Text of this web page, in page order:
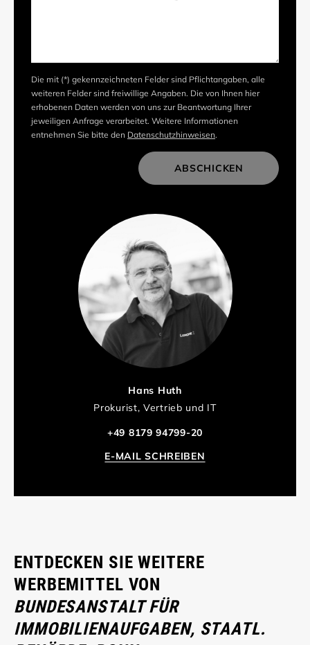
Hans Huth
Prokurist, Vertrieb und IT
+49 8179 94799-20
E-MAIL SCHREIBEN
Die mit (*) gekennzeichneten Felder sind Pflichtangaben, alle
weiteren Felder sind freiwillige Angaben. Die von Ihnen hier
erhobenen Daten werden von uns zur Beantwortung Ihrer
jeweiligen Anfrage verarbeitet. Weitere Informationen
entnehmen Sie bitte den Datenschutzhinweisen.
ABSCHICKEN
ENTDECKEN SIE WEITERE
WERBEMITTEL VON
BUNDESANSTALT FÜR
IMMOBILIENAUFGABEN, STAATL.